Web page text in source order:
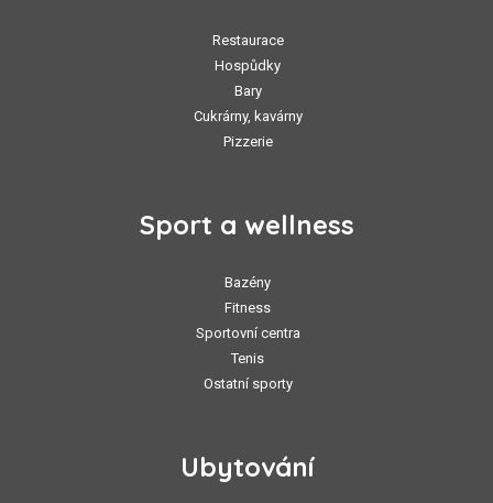
Restaurace
Hospůdky
Bary
Cukrárny, kavárny
Pizzerie
Sport a wellness
Bazény
Fitness
Sportovní centra
Tenis
Ostatní sporty
Ubytování